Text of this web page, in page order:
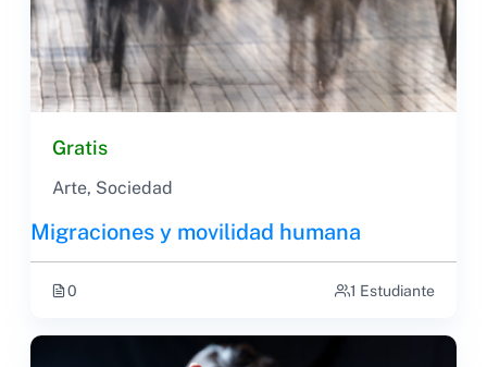
Gratis
Arte, Sociedad
Migraciones y movilidad humana
0 1 Estudiante